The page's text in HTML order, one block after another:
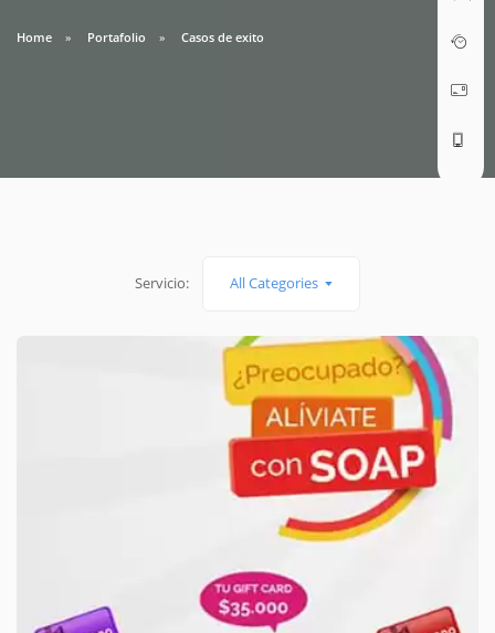
Home Portafolio Casos de exito
Servicio: All Categories